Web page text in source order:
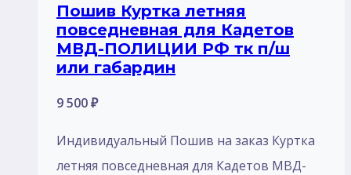
Пошив Куртка летняя
повседневная для Кадетов
МВД-ПОЛИЦИИ РФ тк п/ш
или габардин
9 500₽
Индивидуальный Пошив на заказ Куртка
летняя повседневная для Кадетов МВД-